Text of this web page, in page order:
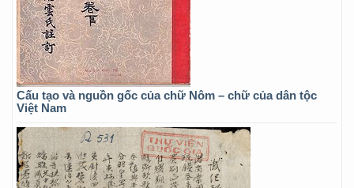
Cấu tạo và nguồn gốc của chữ Nôm – chữ của dân tộc
Việt Nam